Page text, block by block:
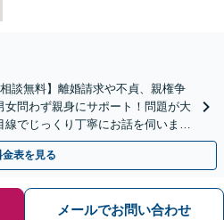
談無料】離婚請求や不貞、親権争
問わず親身にサポート！問題が大
でじっくり丁寧にお話を伺いま
話・メール・WEB相談可】
金表を見る
メールでお問い合わせ